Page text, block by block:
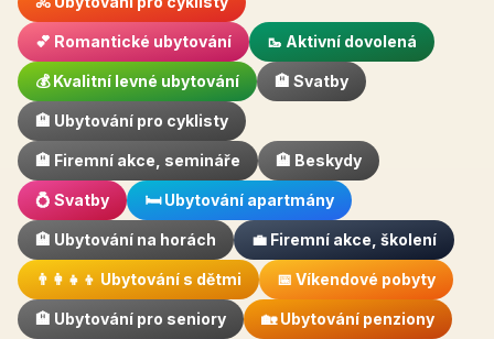
💕 Romantické ubytování 🥾 Aktivní dovolená
💰 Kvalitní levné ubytování 🏨 Svatby
🏨 Ubytování pro cyklisty
🏨 Firemní akce, semináře 🏨 Beskydy
💍 Svatby 🛏️ Ubytování apartmány
🏨 Ubytování na horách 💼 Firemní akce, školení
👨‍👩‍👧‍👦 Ubytování s dětmi 📅 Víkendové pobyty
🏨 Ubytování pro seniory 🏡 Ubytování penziony